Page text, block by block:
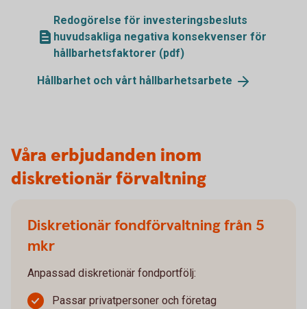
Redogörelse för investeringsbesluts
huvudsakliga negativa konsekvenser för
hållbarhetsfaktorer (pdf)
Hållbarhet och vårt hållbarhetsarbete
Våra erbjudanden inom
diskretionär förvaltning
Diskretionär fondförvaltning från 5
mkr
Anpassad diskretionär fondportfölj:
Passar privatpersoner och företag